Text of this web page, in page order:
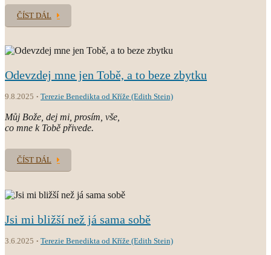
ČÍST DÁL
Odevzdej mne jen Tobě, a to beze zbytku
9.8.2025 Terezie Benedikta od Kříže (Edith Stein)
Můj Bože, dej mi, prosím, vše,
co mne k Tobě přivede.
ČÍST DÁL
Jsi mi bližší než já sama sobě
3.6.2025 Terezie Benedikta od Kříže (Edith Stein)